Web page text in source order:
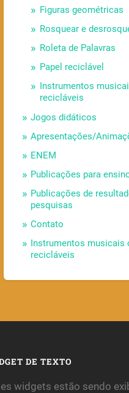
Figuras geométricas
Rosquear e
Roleta de Palavras
Papel reciclável
Instrumentos
recicláveis
Jogos didáticos
Apresentações/
ENEM
Publicações para
Publicações de
pesquisas
Contato
Instrumentos musicais
recicláveis
DE TEXTO
widgets estão sendo